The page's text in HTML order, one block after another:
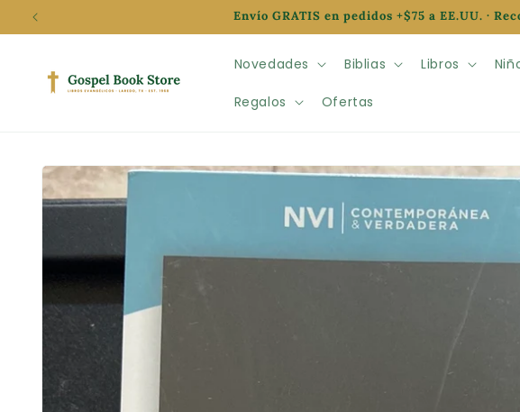
directamente
al contenido
Envío GRATIS en pedidos +$75 a EE.UU. ·
Novedades Biblias Libros
Regalos Ofertas
directamente
a la
información